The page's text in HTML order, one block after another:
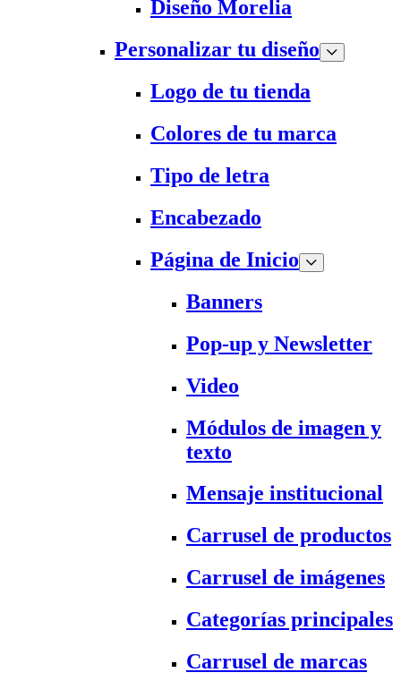
Diseño Morelia
Personalizar tu diseño
Logo de tu tienda
Colores de tu marca
Tipo de letra
Encabezado
Página de Inicio
Banners
Pop-up y Newsletter
Video
Módulos de imagen y
texto
Mensaje institucional
Carrusel de productos
Carrusel de imágenes
Categorías principales
Carrusel de marcas